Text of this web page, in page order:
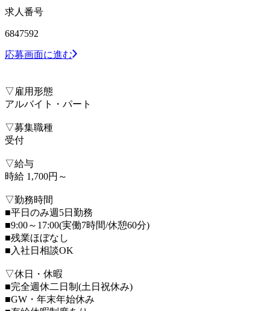
求人番号
6847592
応募画面に進む
▽雇用形態
アルバイト・パート
▽募集職種
受付
▽給与
時給 1,700円～
▽勤務時間
■平日のみ週5日勤務
■9:00～17:00(実働7時間/休憩60分)
■残業ほぼなし
■入社日相談OK
▽休日・休暇
■完全週休二日制(土日祝休み)
■GW・年末年始休み